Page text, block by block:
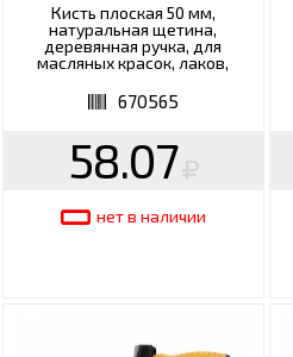
Кисть плоская 50 мм,
натуральная щетина,
деревянная ручка, для
масляных красок, лаков,
670565
58.07
нет в наличии